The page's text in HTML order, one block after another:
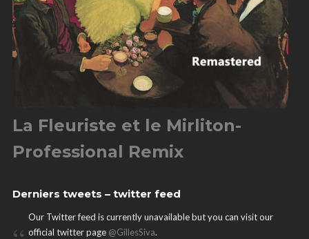
La Fleuriste et le Mirliton-
Professional Remix
Derniers tweets – twitter feed
Our Twitter feed is currently unavailable but you can visit our
official twitter page @GillesSiva.